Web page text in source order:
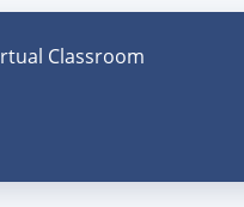
Classroom